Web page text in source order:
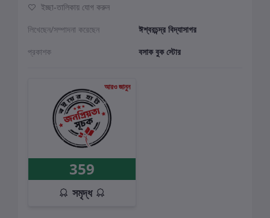
ইচ্ছা-তালিকায় যোগ করুন
লিখেছেন/সম্পাদনা করেছেন
ঈশ্বরচন্দ্র বিদ্যাসাগর
প্রকাশক
বসাক বুক স্টোর
আরও জানুন
359
সমৃদ্ধ